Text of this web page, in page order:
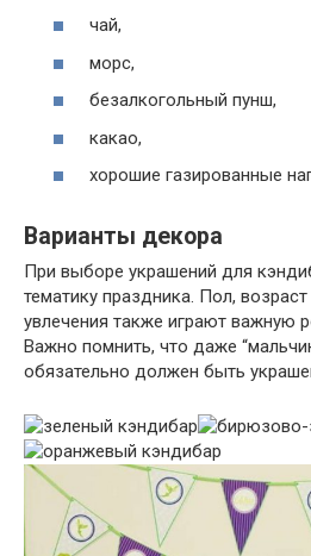
чай,
морс,
безалкогольный пунш,
какао,
хорошие газированные
Варианты декора
При выборе украшений для
тематику праздника. Пол,
увлечения также играют важную
Важно помнить, что даже
обязательно должен быть